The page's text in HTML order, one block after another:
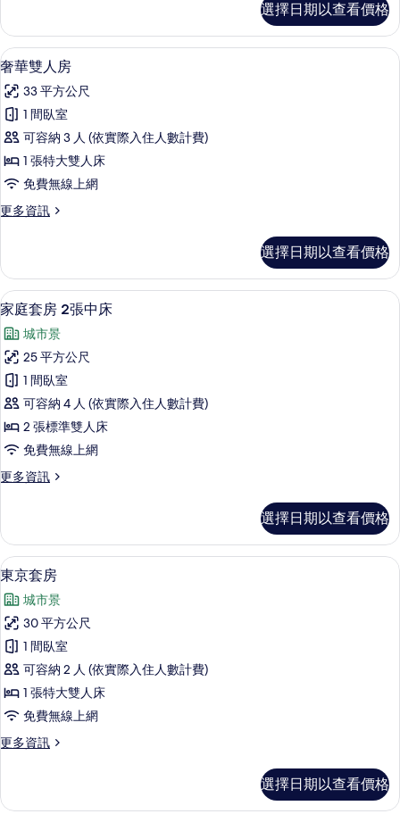
人
床
的
所
有
相
片
雙
床
房,
張
單
人
床
的
詳
情
選擇日期以查看價格
顯
示
奢
華
雙
人
的
有
相
片
奢華雙人房 | 高級寢具、羽絨被、迷
4
奢華雙人房
33 平方公尺
1 間臥室
可容納 3 人 (依實際入住人數計費)
1 張特大雙人床
免費無線上網
更多資訊
更
雙
人
房
的
詳
情
選擇日期以查看價格
顯
示
家
庭
套
房
2
張
中
的
所
有
相
片
家庭套房 2張中床 | 高級寢
5
家庭套房 2張中床
城市景
25 平方公尺
1 間臥室
可容納 4 人 (依實際入住人數計費)
2 張標準雙人床
免費無線上網
更多資訊
更
套
房
2
中
床
的
詳
情
選擇日期以查看價格
顯
示
東
京
套
房
的
有
片
東京套房 | 高級寢具、羽絨被、迷你
5
東京套房
城市景
30 平方公尺
1 間臥室
可容納 2 人 (依實際入住人數計費)
1 張特大雙人床
免費無線上網
更多資訊
更
套
選擇日期以查看價格